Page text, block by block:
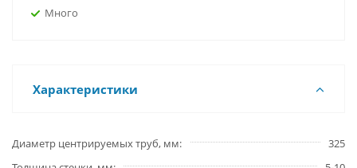
Много
Характеристики
Диаметр центрируемых труб, мм
325